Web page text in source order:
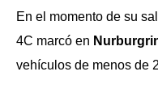
En el momento de su
4C marcó en
vehículos de menos de